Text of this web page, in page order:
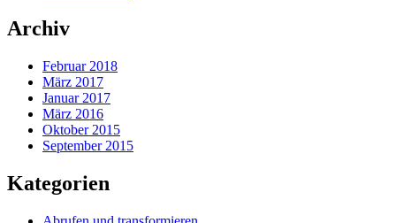
Archiv
Februar 2018
März 2017
Januar 2017
März 2016
Oktober 2015
September 2015
Kategorien